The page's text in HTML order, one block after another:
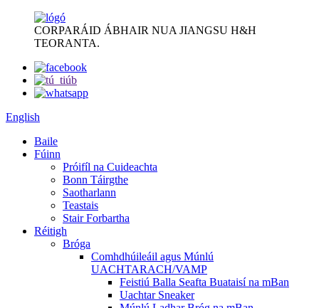
CORPARÁID ÁBHAIR NUA JIANGSU H&H
TEORANTA.
English
Baile
Fúinn
Próifíl na Cuideachta
Bonn Táirgthe
Saotharlann
Teastais
Stair Forbartha
Réitigh
Bróga
Comhdhúileáil agus Múnlú
UACHTARACH/VAMP
Feistiú Balla Seafta Buataisí na mBan
Uachtar Sneaker